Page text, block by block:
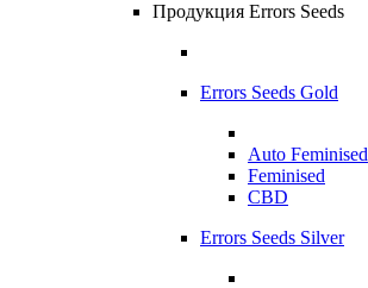
Продукция Errors Seeds
Errors Seeds Gold
Auto Feminised
Feminised
CBD
Errors Seeds Silver